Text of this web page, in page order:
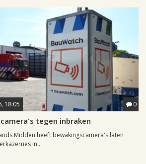
18:05 0
tegen inbraken
Midden heeft bewakingscamera's laten
in...